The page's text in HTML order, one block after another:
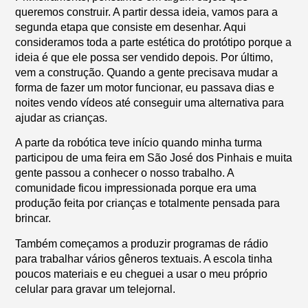
queremos construir. A partir dessa ideia, vamos para a
segunda etapa que consiste em desenhar. Aqui
consideramos toda a parte estética do protótipo porque a
ideia é que ele possa ser vendido depois. Por último,
vem a construção. Quando a gente precisava mudar a
forma de fazer um motor funcionar, eu passava dias e
noites vendo vídeos até conseguir uma alternativa para
ajudar as crianças.
A parte da robótica teve início quando minha turma
participou de uma feira em São José dos Pinhais e muita
gente passou a conhecer o nosso trabalho. A
comunidade ficou impressionada porque era uma
produção feita por crianças e totalmente pensada para
brincar.
Também começamos a produzir programas de rádio
para trabalhar vários gêneros textuais. A escola tinha
poucos materiais e eu cheguei a usar o meu próprio
celular para gravar um telejornal.